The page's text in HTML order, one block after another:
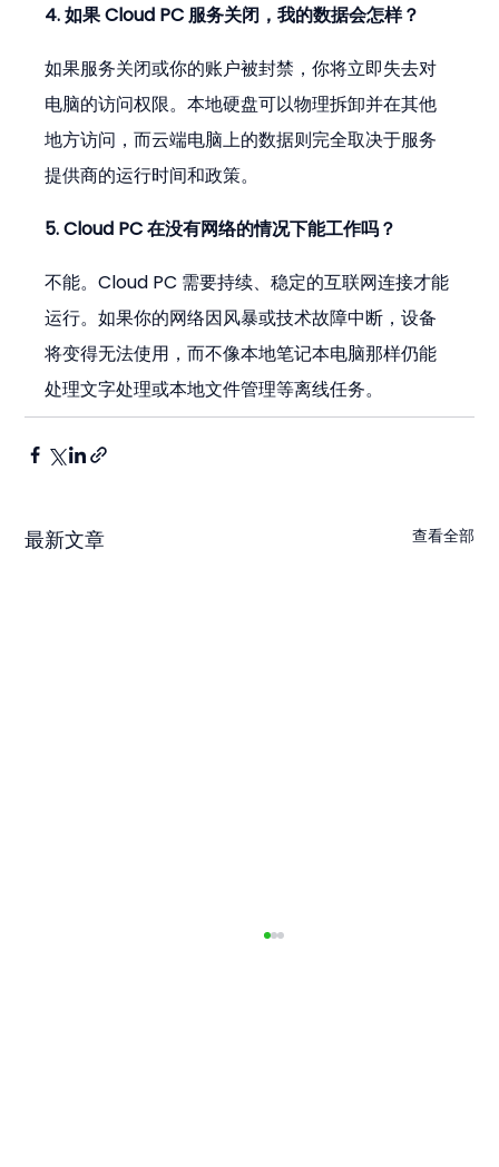
4. 如果 Cloud PC 服务关闭，我的数据会怎样？
如果服务关闭或你的账户被封禁，你将立即失去对
电脑的访问权限。本地硬盘可以物理拆卸并在其他
地方访问，而云端电脑上的数据则完全取决于服务
提供商的运行时间和政策。
5. Cloud PC 在没有网络的情况下能工作吗？
不能。Cloud PC 需要持续、稳定的互联网连接才能
运行。如果你的网络因风暴或技术故障中断，设备
将变得无法使用，而不像本地笔记本电脑那样仍能
处理文字处理或本地文件管理等离线任务。
最新文章 查看全部